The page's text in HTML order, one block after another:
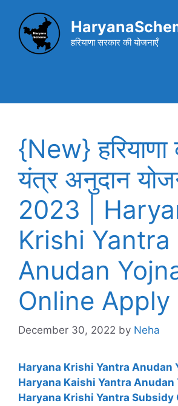
content
हरियाणा सरकार की योजनाएँ
{New} हरियाणा
यंत्र अनुदान
2023 |
Krishi Yantra
Anudan
Online
December 30, 2022 by Neha
Haryana Krishi Yantra Anudan
Haryana Kaishi Yantra Anudan
Haryana Krishi Yantra Subsidy